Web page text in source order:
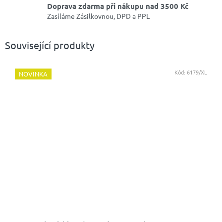
Doprava zdarma při nákupu nad 3500 Kč
Zasíláme Zásilkovnou, DPD a PPL
Související produkty
NOVINKA Kód: 6179/XL